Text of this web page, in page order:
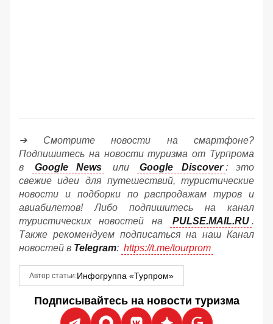
➔ Смотрите новости на смартфоне?
Подпишитесь на новости туризма от Турпрома
в
Google News или Google Discover : это
свежие идеи для путешествий, туристические
новости и подборки по распродажам туров и
авиабилетов! Либо подпишитесь на канал
туристических новостей на
PULSE.MAIL.RU .
Также рекомендуем подписаться на наш Канал
новостей в Telegram: https://t.me/tourprom
Автор статьи:Инфогруппа «Турпром»
Подписывайтесь на новости туризма